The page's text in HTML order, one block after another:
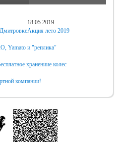
18.05.2019
Акция лето 2019
Yamato и "реплика"
хранениие колес
компании!